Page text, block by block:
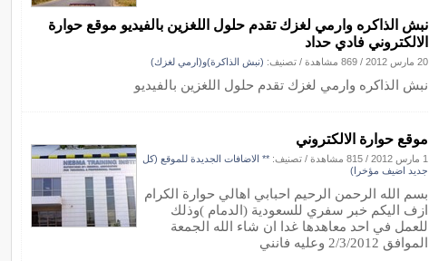
نبش الذاكره وارمي لغزك تقدم حلول اللغزين بالفيديو موقع حوارة
الالكتروني فادي حداد
20 مارس 2012 / 869 مشاهدة / تصنيف: (نبش الذاكرة)و(ارمي لغزك)
نبش الذاكره وارمي لغزك تقدم حلول اللغزين بالفيديو
موقع حوارة الالكتروني
1 مارس 2012 / 815 مشاهدة / تصنيف: ** الاضافات الجديدة للموقع (كل
جديد اضيف مؤخرا)
بسم الله الرحمن الرحيم احبابي اهالي حوارة الكرام
ازف اليكم خبر سفري للسعودية (الدمام )وذلك
للعمل في احد معاهدها غدا ان شاء الله الجمعة
الموافق 2/3/2012 وعليه فانني